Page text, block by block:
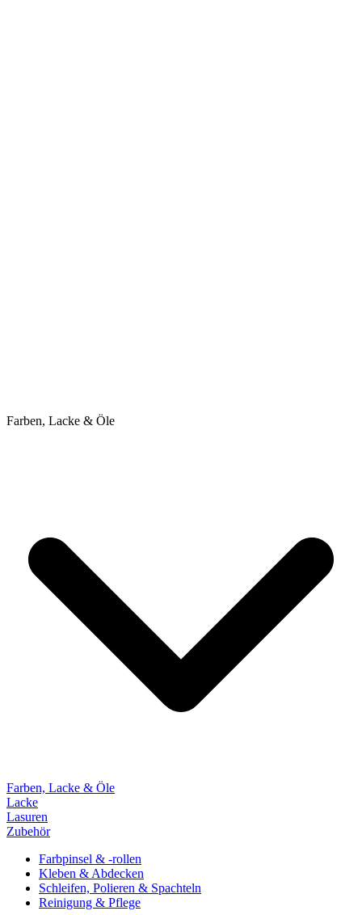
Farben, Lacke & Öle
Farben, Lacke & Öle
Lacke
Lasuren
Zubehör
Farbpinsel & -rollen
Kleben & Abdecken
Schleifen, Polieren & Spachteln
Reinigung & Pflege